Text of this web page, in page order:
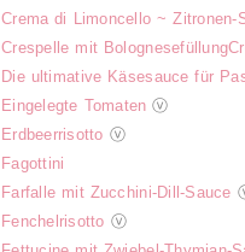
Crema di Limoncello ~ Zitronen-
Crespelle mit Bolognesefüllung
Die ultimative Käsesauce für
Eingelegte Tomaten ⓥ
Erdbeerrisotto ⓥ
Fagottini
Farfalle mit Zucchini-Dill-Sauce
Fenchelrisotto ⓥ